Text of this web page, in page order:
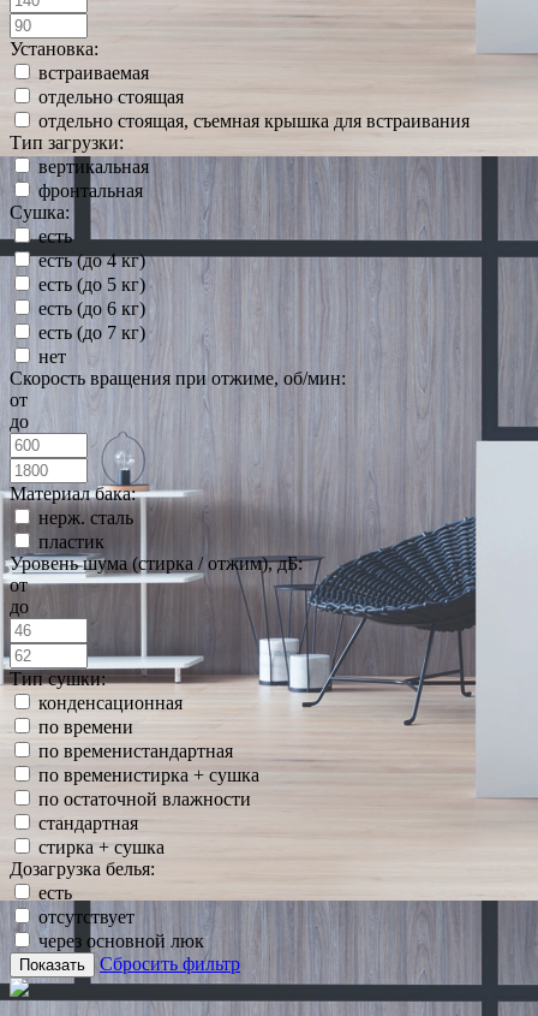
Установка:
встраиваемая
отдельно стоящая
отдельно стоящая, съемная крышка для встраивания
Тип загрузки:
вертикальная
фронтальная
Сушка:
есть
есть (до 4 кг)
есть (до 5 кг)
есть (до 6 кг)
есть (до 7 кг)
нет
Скорость вращения при отжиме, об/мин:
от
до
Материал бака:
нерж. сталь
пластик
Уровень шума (стирка / отжим), дБ:
от
до
Тип сушки:
конденсационная
по времени
по временистандартная
по временистирка + сушка
по остаточной влажности
стандартная
стирка + сушка
Дозагрузка белья:
есть
отсутствует
через основной люк
Показать Сбросить фильтр